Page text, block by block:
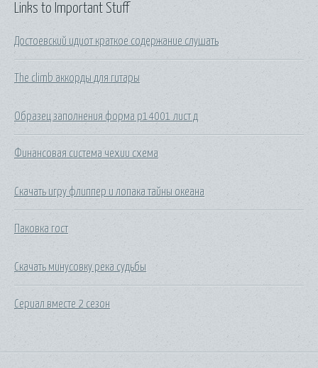
Links to Important Stuff
Достоевский идиот краткое содержание слушать
The climb аккорды для гитары
Образец заполнения форма р14001 лист д
Финансовая система чехии схема
Скачать игру флиппер и лопака тайны океана
Паковка гост
Скачать минусовку река судьбы
Сериал вместе 2 сезон